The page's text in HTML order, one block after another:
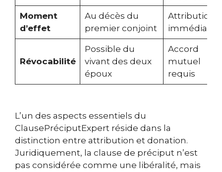
Moment
d’effet
Au décès du
premier conjoint
Attribution
immédiate
Révocabilité
Possible du
vivant des deux
époux
Accord
mutuel
requis
L’un des aspects essentiels du
ClausePréciputExpert réside dans la
distinction entre attribution et donation.
Juridiquement, la clause de préciput n’est
pas considérée comme une libéralité, mais